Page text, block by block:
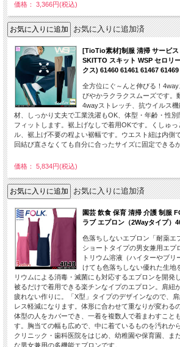
価格： 3,366円(税込)
お気に入りに追加済
[TioTio素材]制服 清掃 サービス
SKITTO スキット WSP セロリ
クス) 61460 61461 61467 61469
全方位にぐ～んと伸びる！
びやかラクラクスムーズです。
4wayストレッチ、抗ウイルス
材、しっかり丈夫で工業洗濯もOK、体型・年齢・性
フィットします。裾上げなしで着用OKです。くしゅ
ル、裾上げ不要の程よい裾幅です。ウエスト紐は内側
回結び直さなくても自分に合ったサイズに固定できる
価格： 5,834円(税込)
お気に入りに追加済
園芸 飲食 保育 清掃 介護 制服
ラブ エプロン（2Wayタイプ）
色落ちしないエプロン「耐薬エ
ショートタイプの男女兼用エプ
トリウム溶液（ハイターやブ
けても色落ちしない優れた生地
リウムによる消毒・滅菌にも対応するエプロンを開発
被るだけで着用できる楽チンなイプのエプロン。肩紐
疲れない作りに。「X型」タイプのデザインなので、
レス軽減になります。体形に合わせて重なりが変わる
体型の人をカバーでき、一着を複数人で着まわすこと
す。胸当ての幅も広めで、中に着ているものを汚れか
クリニック・歯科医院をはじめ、幼稚園や保育園、ま
な男女兼用の多機能エプロンです。